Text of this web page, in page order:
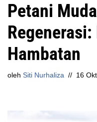
Petani
Hambatan
oleh Siti Nurhaliza 16